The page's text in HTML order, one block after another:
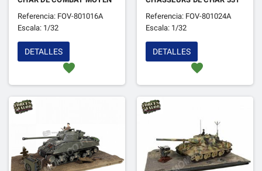
402 DAK AFRIQUE DU
NORD 1941
Referencia: FOV-801016A
Escala: 1/32
favorite
DETALLES
"JAGDTIGER AVEC SUSP.
HENSCHEL – BAT.LOURD
Referencia: FOV-801024A
Escala: 1/32
favorite
DETALLES